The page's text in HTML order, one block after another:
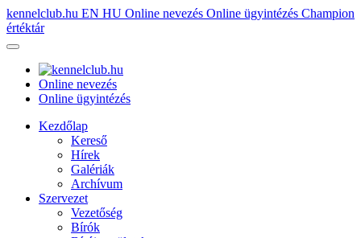
kennelclub.hu EN HU Online nevezés Online ügyintézés Champion
értéktár
Online nevezés
Online ügyintézés
Kezdőlap
Kereső
Hírek
Galériák
Archívum
Szervezet
Vezetőség
Bírók